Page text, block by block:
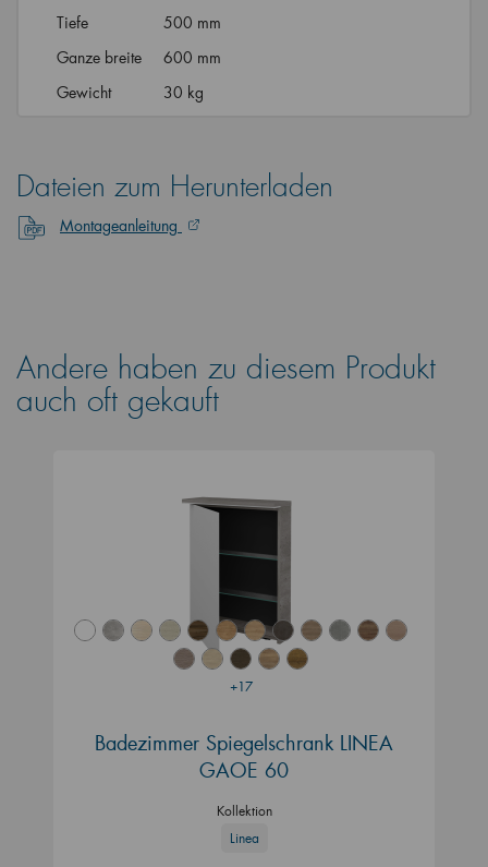
Tiefe
500 mm
Ganze breite
600 mm
Gewicht
30 kg
Dateien zum Herunterladen
Montageanleitung
Andere haben zu diesem Produkt
auch oft gekauft
+17
Badezimmer Spiegelschrank LINEA
GAOE 60
Kollektion
Linea